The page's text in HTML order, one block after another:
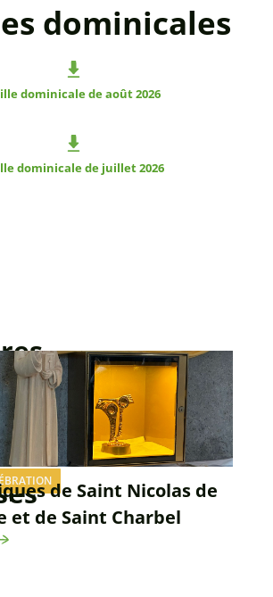
dominicales
dominicale de août 2026
dominicale de juillet 2026
de Saint Nicolas de
et de Saint Charbel